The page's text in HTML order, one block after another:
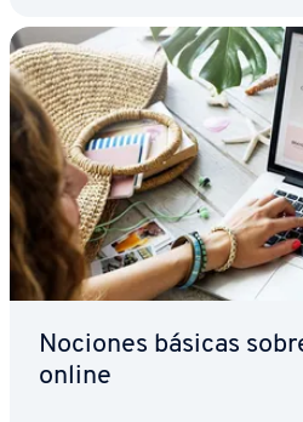
Nociones básicas
online